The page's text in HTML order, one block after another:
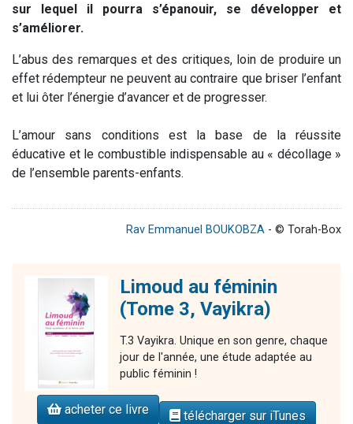
sur lequel il pourra s’épanouir, se développer et
s’améliorer.
L’abus des remarques et des critiques, loin de produire un
effet rédempteur ne peuvent au contraire que briser l’enfant
et lui ôter l’énergie d’avancer et de progresser.
L’amour sans conditions est la base de la réussite
éducative et le combustible indispensable au « décollage »
de l’ensemble parents-enfants.
Rav Emmanuel BOUKOBZA - © Torah-Box
Limoud au féminin
(Tome 3, Vayikra)
T.3 Vayikra. Unique en son genre, chaque
jour de l'année, une étude adaptée au
public féminin !
acheter ce livre télécharger sur iTunes